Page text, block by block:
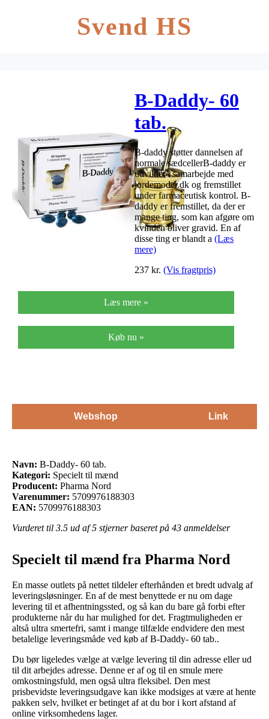
Svend HS
B-Daddy- 60
tab.
B-daddy støtter dannelsen af
normale sædcellerB-daddy er
udviklet i samarbejde med
jordemoder.dk og fremstillet
under farmaceutisk kontrol. B-
daddy er fremstillet, da der er
mange ting, som kan afgøre om
kvinden bliver gravid. En af
disse ting er blandt a (Læs
mere)
237 kr. (Vis fragtpris)
Læs mere »
Køb nu »
Webshop Link
Navn: B-Daddy- 60 tab.
Kategori: Specielt til mænd
Producent: Pharma Nord
Varenummer: 5709976188303
EAN: 5709976188303
Vurderet til 3.5 ud af 5 stjerner baseret på 43 anmeldelser
Specielt til mænd fra Pharma Nord
En masse outlets på nettet tildeler efterhånden et bredt udvalg af
leveringsløsninger. En af de mest benyttede er nu om dage
levering til et afhentningssted, og så kan du bare gå forbi efter
produkterne når du har mulighed for det. Fragtmuligheden er
altså ultra smertefri, samt i mange tilfælde endvidere den mest
betalelige leveringsmåde ved køb af B-Daddy- 60 tab..
Du bør ligeledes vælge at vælge levering til din adresse eller ud
til dit arbejdes adresse. Denne er af og til en smule mere
omkostningsfuld, men også ultra fleksibel. Den mest
prisbevidste leveringsudgave kan ikke modsiges at være at hente
pakken selv, hvilket er betinget af at du bor i kort afstand af
online virksomhedens lager.